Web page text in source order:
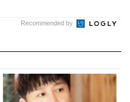
Recommended by